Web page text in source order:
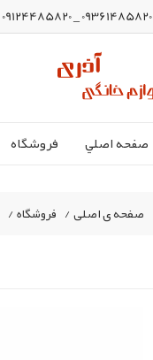
09361485820 _ 09124485820
صفحه اصلي فروشگاه
صفحه ی اصلی/ فروشگاه/